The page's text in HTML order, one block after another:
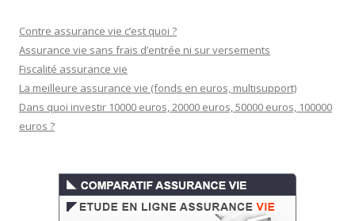
Contre assurance vie c’est quoi ?
Assurance vie sans frais d’entrée ni sur versements
Fiscalité assurance vie
La meilleure assurance vie (fonds en euros, multisupport)
Dans quoi investir 10000 euros, 20000 euros, 50000 euros, 100000
euros ?